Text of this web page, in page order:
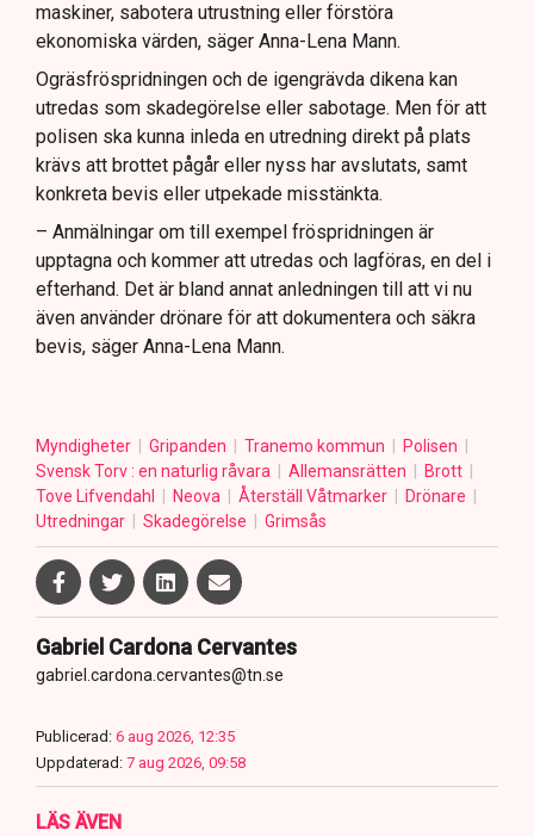
maskiner, sabotera utrustning eller förstöra
ekonomiska värden, säger Anna-Lena Mann.
Ogräsfröspridningen och de igengrävda dikena kan
utredas som skadegörelse eller sabotage. Men för att
polisen ska kunna inleda en utredning direkt på plats
krävs att brottet pågår eller nyss har avslutats, samt
konkreta bevis eller utpekade misstänkta.
– Anmälningar om till exempel fröspridningen är
upptagna och kommer att utredas och lagföras, en del i
efterhand. Det är bland annat anledningen till att vi nu
även använder drönare för att dokumentera och säkra
bevis, säger Anna-Lena Mann.
Myndigheter Gripanden Tranemo kommun
Polisen
Svensk Torv : en naturlig råvara
Allemansrätten
Brott
Tove Lifvendahl
Neova Återställ Våtmarker
Drönare
Utredningar
Skadegörelse Grimsås
Gabriel Cardona Cervantes
gabriel.cardona.cervantes@tn.se
Publicerad: 6 aug 2026, 12:35
Uppdaterad: 7 aug 2026, 09:58
LÄS ÄVEN